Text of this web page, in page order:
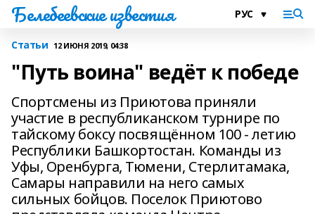
Белебеевские известия
Статьи 12 ИЮНЯ 2019, 04:38
"Путь воина" ведёт к победе
Спортсмены из Приютова приняли
участие в республиканском турнире по
тайскому боксу посвящённом 100 - летию
Республики Башкортостан. Команды из
Уфы, Оренбурга, Тюмени, Стерлитамака,
Самары направили на него самых
сильных бойцов. Поселок Приютово